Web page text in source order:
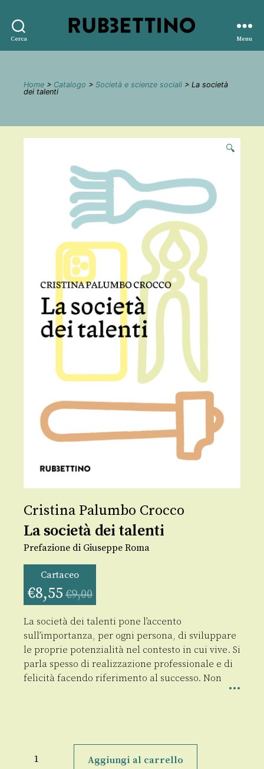
Cerca
editore
Menu
Home > Catalogo > Società e scienze sociali > La società
dei talenti
🔍
Cristina Palumbo Crocco
La società dei talenti
Prefazione di Giuseppe Roma
Cartaceo
€8,55 €9,00
La società dei talenti pone l’accento
sull’importanza, per ogni persona, di sviluppare
le proprie potenzialità nel contesto in cui vive. Si
parla spesso di realizzazione professionale e di
felicità facendo riferimento al successo. Non
società
Aggiungi al carrello